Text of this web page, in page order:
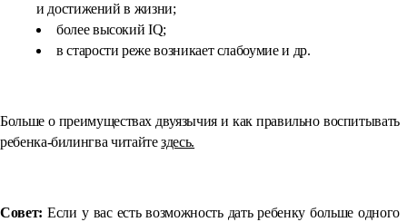
и достижений в жизни;
более высокий IQ;
в старости реже возникает слабоумие и др.
Больше о преимуществах двуязычия и как правильно воспитывать
ребенка-билингва читайтездесь.
Совет:Если у вас есть возможность дать ребенку больше одного